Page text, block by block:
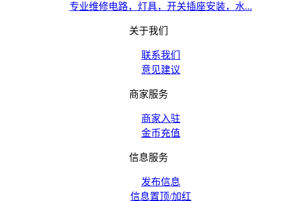
专业维修电路，灯具，开关插座安装，水...
关于我们
联系我们
意见建议
商家服务
商家入驻
金币充值
信息服务
发布信息
信息置顶/加红